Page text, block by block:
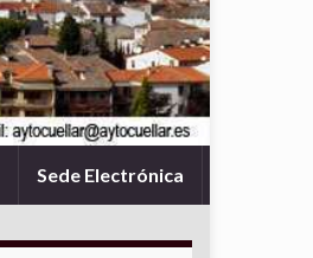
Sede Electrónica